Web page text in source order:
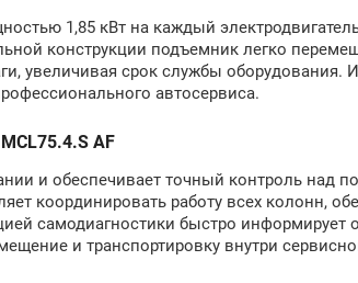
1,85 кВт на каждый
конструкции подъемник легко
увеличивая срок службы оборудования.
автосервиса.
AF
и обеспечивает точный контроль над
координировать работу всех колонн,
самодиагностики быстро информирует
и транспортировку внутри